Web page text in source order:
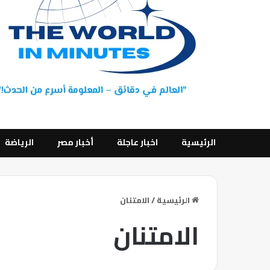
الرئيسية اخبار عاجلة أخبار مصر الرياضة
الرئيسية/الامتنان
الامتنان